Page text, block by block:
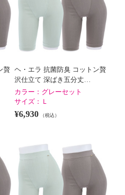
贅 ヘ・エラ 抗菌防臭 コットン贅
沢仕立て 深ばき五分丈…
カラー： グレーセット
サイズ：
Ｌ
¥6,930 （税込）